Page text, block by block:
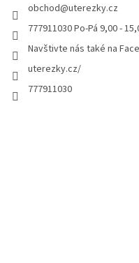
obchod@uterezky.cz
777911030 Po-Pá 9,00 -
Navštivte nás také na
uterezky.cz/
777911030